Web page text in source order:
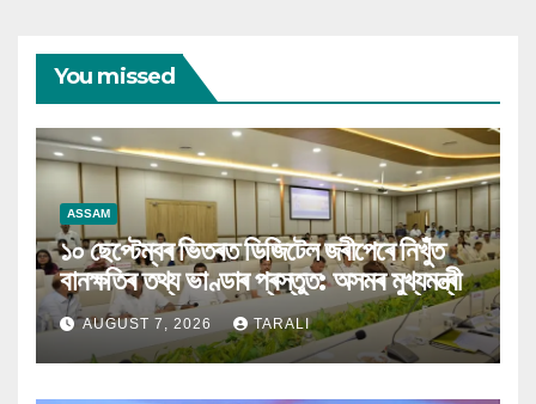
You missed
ASSAM
১০ ছেপ্টেম্বৰ ভিতৰত ডিজিটেল জৰীপেৰে নিখুঁত
বানক্ষতিৰ তথ্য ভাণ্ডাৰ প্ৰস্তুত: অসমৰ মুখ্যমন্ত্ৰী
AUGUST 7, 2026 TARALI